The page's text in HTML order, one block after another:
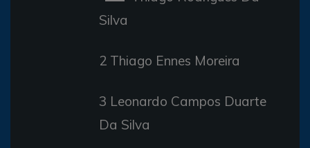
Silva
2 Thiago Ennes Moreira
3 Leonardo Campos Duarte
Da Silva